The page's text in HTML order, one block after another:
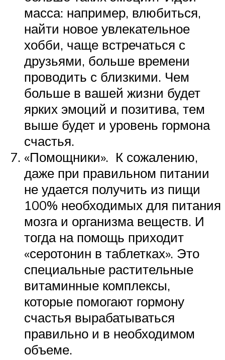
масса: например, влюбиться,
найти новое увлекательное
хобби, чаще встречаться с
друзьями, больше времени
проводить с близкими. Чем
больше в вашей жизни будет
ярких эмоций и позитива, тем
выше будет и уровень гормона
счастья.
«Помощники». К сожалению,
даже при правильном питании
не удается получить из пищи
100% необходимых для питания
мозга и организма веществ. И
тогда на помощь приходит
«серотонин в таблетках». Это
специальные растительные
витаминные комплексы,
которые помогают гормону
счастья вырабатываться
правильно и в необходимом
объеме.